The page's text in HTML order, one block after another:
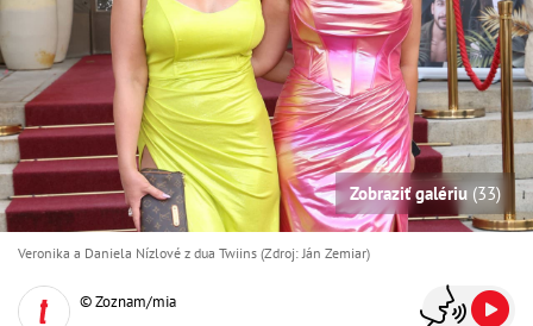
Zobraziť galériu (33)
Veronika a Daniela Nízlové z dua Twiins (Zdroj: Ján Zemiar)
© Zoznam/mia